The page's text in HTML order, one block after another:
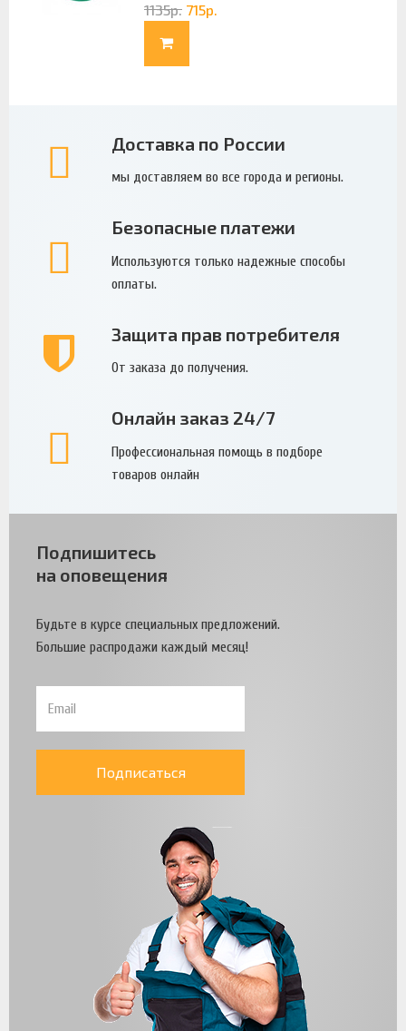
1135р. 715р.
Доставка по России
мы доставляем во все города и регионы.
Безопасные платежи
Используются только надежные способы
оплаты.
Защита прав потребителя
От заказа до получения.
Онлайн заказ 24/7
Профессиональная помощь в подборе
товаров онлайн
Подпишитесь
на оповещения
Будьте в курсе специальных предложений.
Большие распродажи каждый месяц!
Подписаться